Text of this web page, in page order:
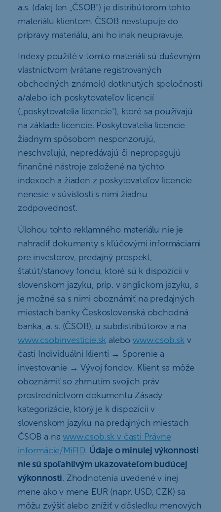
a.s. (ďalej len „ČSOB“) je distribútorom tohto
materiálu klientom. ČSOB nevstupuje do
prípravy materiálu, ani ho inak neupravuje.
Indexy použité v tomto materiáli sú duševným
vlastníctvom (vrátane registrovaných
obchodných známok) dotknutých spoločností
a/alebo ich poskytovateľov licencií
(„poskytovatelia licencie“), ktoré sa používajú
na základe licencie. Poskytovatelia licencie
žiadnym spôsobom nesponzorujú,
neschvaľujú, nepredávajú či nepropagujú
finančné nástroje založené na týchto
indexoch a žiaden z poskytovateľov licencie
nenesie v súvislosti s nimi žiadnu
zodpovednosť.
Úlohou tohto reklamného materiálu nie je
nahradiť dokumenty s kľúčovými informáciami
pre investorov, predajný prospekt,
štatút/stanovy fondu, ktoré sú k dispozícii v
slovenskom jazyku, príp. v anglickom jazyku, a
je možné sa s nimi oboznámiť na predajných
miestach banky Československá obchodná
banka, a. s. (ČSOB), u subdistribútorov a na
www.csobinvesticie.sk alebo www.csob.sk v
časti Individuálni klienti → Sporenie a
investovanie → Vývoj fondov. Klient sa môže
oboznámiť so zhrnutím svojich práv
prostredníctvom dokumentu Zásady
kategorizácie, ktorý je k dispozícii v
slovenskom jazyku na predajných miestach
ČSOB a nawww.csob.sk v časti Právne
informácie/MiFID. Údaje o minulej výkonnosti
nie sú spoľahlivým ukazovateľom budúcej
výkonnosti. Zhodnotenia uvedené v inej
mene ako v mene EUR (napr. USD, CZK) sa
môžu zvýšiť alebo znížiť v dôsledku menových